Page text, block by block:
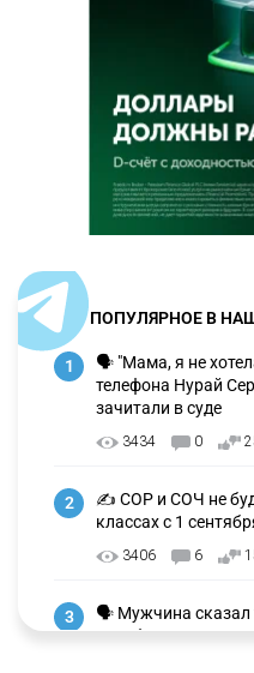
ПОПУЛЯРНОЕ В
1
🗣 "Мама, я не
телефона Нурай
зачитали в суде
3434 0
2
✍️ СОР и СОЧ не
классах с 1
3406 6
3
🗣 Мужчина сказал
заработал